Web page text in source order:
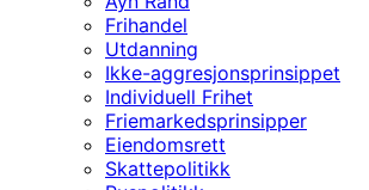
Frihandel
Utdanning
Ikke-aggresjonsprinsippet
Individuell Frihet
Friemarkedsprinsipper
Eiendomsrett
Skattepolitikk